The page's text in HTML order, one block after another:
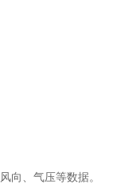
向、气压等数据。